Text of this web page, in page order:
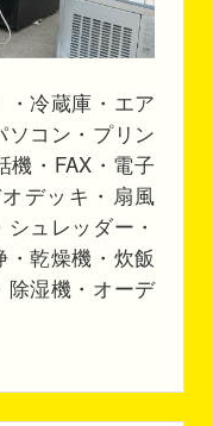
・冷蔵庫・エア
ソコン・プリン
機・FAX・電子
デッキ・扇風
ュレッダー・
乾燥機・炊飯
除湿機・オーデ